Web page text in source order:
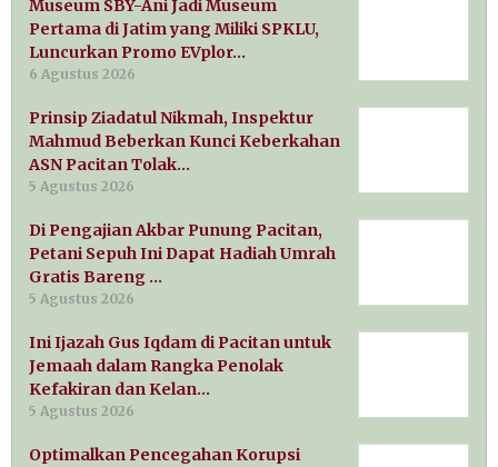
Museum SBY-Ani Jadi Museum
Pertama di Jatim yang Miliki SPKLU,
Luncurkan Promo EVplor…
6 Agustus 2026
Prinsip Ziadatul Nikmah, Inspektur
Mahmud Beberkan Kunci Keberkahan
ASN Pacitan Tolak…
5 Agustus 2026
Di Pengajian Akbar Punung Pacitan,
Petani Sepuh Ini Dapat Hadiah Umrah
Gratis Bareng …
5 Agustus 2026
Ini Ijazah Gus Iqdam di Pacitan untuk
Jemaah dalam Rangka Penolak
Kefakiran dan Kelan…
5 Agustus 2026
Optimalkan Pencegahan Korupsi